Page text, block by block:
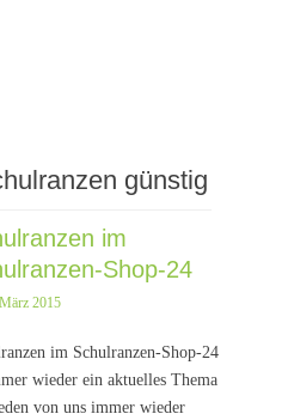
günstig
im
Shop-24
2015
im Schulranzen-Shop-24
wieder ein aktuelles Thema
von uns immer wieder